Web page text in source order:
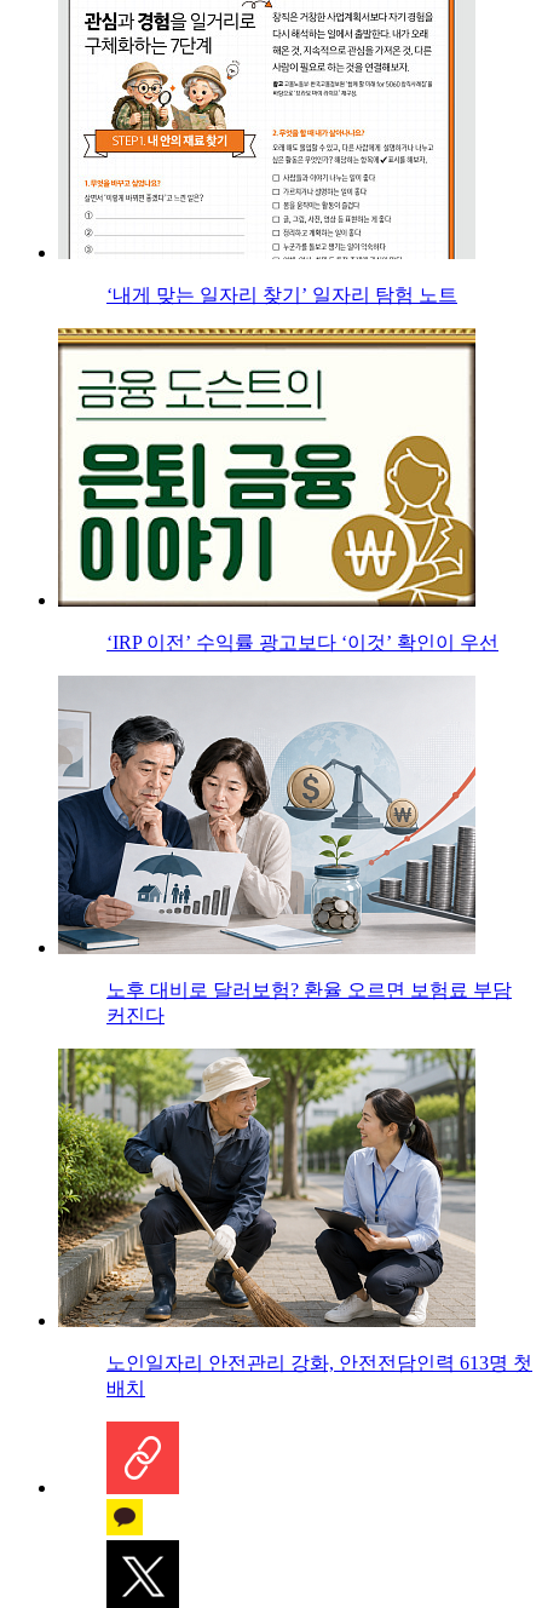
‘내게 맞는 일자리 찾기’ 일자리 탐험 노트
‘IRP 이전’ 수익률 광고보다 ‘이것’ 확인이 우선
노후 대비로 달러보험? 환율 오르면 보험료 부담
커진다
노인일자리 안전관리 강화, 안전전담인력 613명 첫
배치